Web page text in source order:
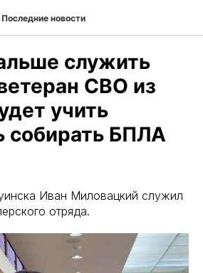
Последние новости
служить
СВО из
учить
собирать БПЛА
Иван Миловацкий служил
отряда.